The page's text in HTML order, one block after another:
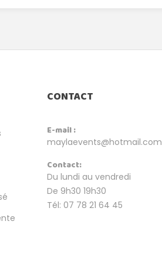
CONTACT
E-mail :
maylaevents@hotmail.com
Contact:
Du lundi au vendredi
De 9h30 19h30
Tél: 07 78 21 64 45